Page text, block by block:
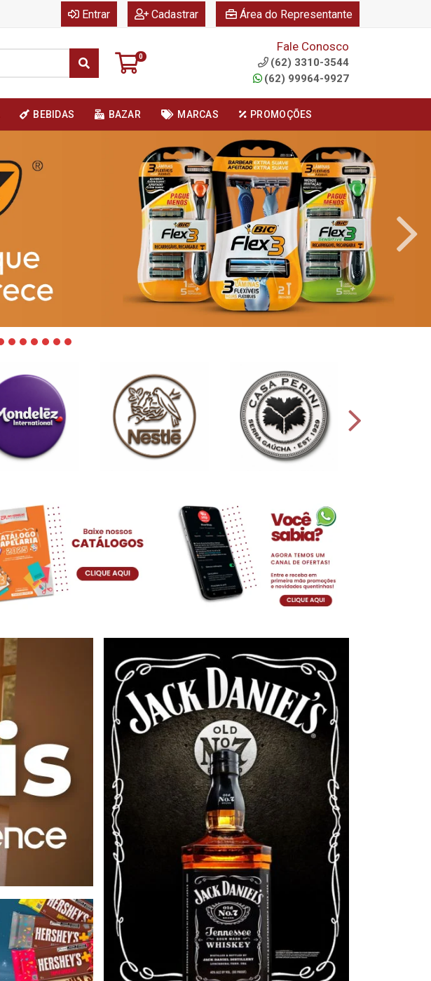
Entrar Cadastrar Área do Representante
0
Fale Conosco
(62) 3310-3544
(62) 99964-9927
BEBIDAS BAZAR MARCAS PROMOÇÕES